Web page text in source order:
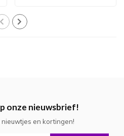
onze nieuwsbrief!
nieuwtjes en kortingen!